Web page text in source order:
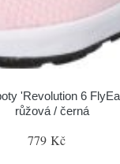
'Revolution 6
růžová / černá
779 Kč